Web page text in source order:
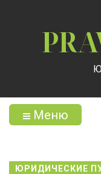
Меню
ЮРИДИЧЕСКИЕ